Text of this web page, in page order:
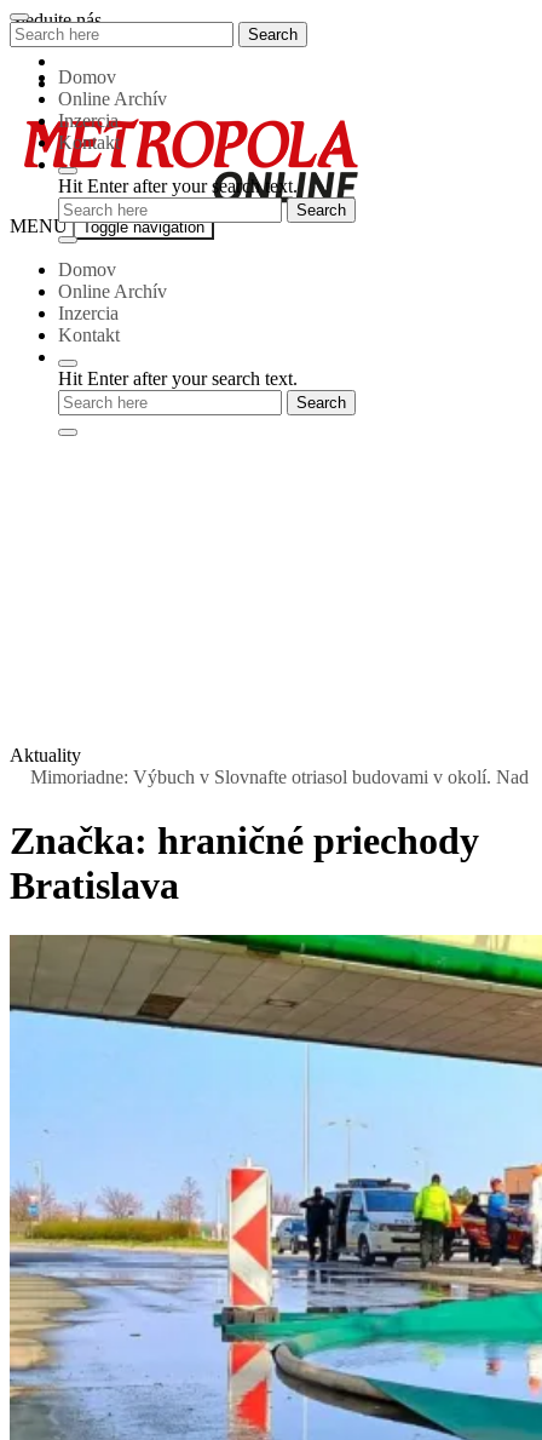
Skip
to
content
Sledujte nás
Metropola-
MENU Toggle navigation
Domov
Online Archív
Inzercia
Kontakt
Hit Enter after your search text.
Search
for:
Search
Domov
Online Archív
Inzercia
Kontakt
Hit Enter after your search text.
Aktuality
Výbuch v Slovnafte otriasol budovami v okolí. Nad
Značka: hraničné priechody
Bratislava